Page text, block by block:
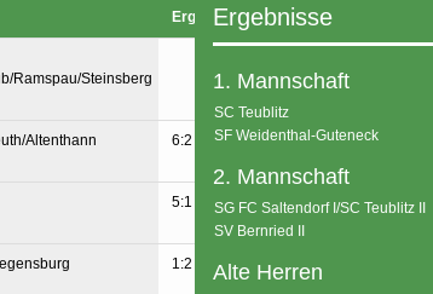
Ergebnis
Ramspau/Steinsberg
Altenthann 6:2
5:1
1:2
Ergebnisse
1. Mannschaft
SC Teublitz
SF Weidenthal-Guteneck
2. Mannschaft
SG FC Saltendorf I/SC Teublitz II
SV Bernried II
Alte Herren